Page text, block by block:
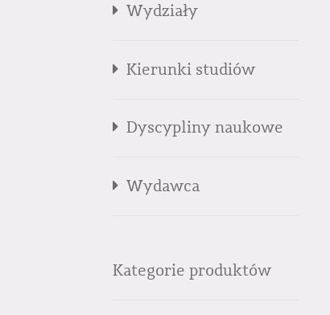
Wydziały
Kierunki studiów
Dyscypliny naukowe
Wydawca
Kategorie produktów